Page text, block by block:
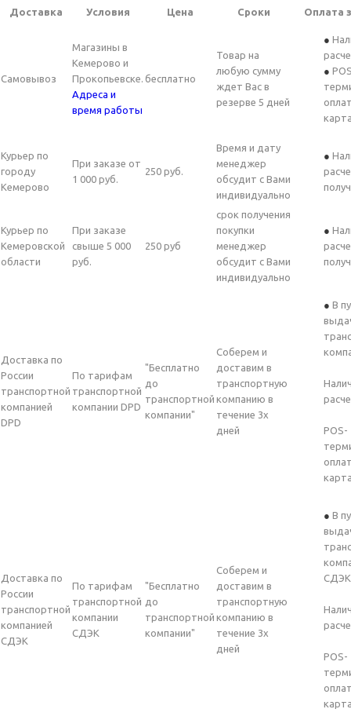
Доставка Условия Цена Сроки Оплата
Самовывоз
Магазины в
Кемерово и
Прокопьевске.
Адреса и
время работы
бесплатно
Товар на
любую сумму
ждет Вас в
резерве 5 дней
Курьер по
городу
Кемерово
При заказе от
1 000 руб.
250 руб.
Время и дату
менеджер
обсудит с Вами
индивидуально
Курьер по
Кемеровской
области
При заказе
свыше 5 000
руб.
250 руб
срок получения
покупки
менеджер
обсудит с Вами
индивидуально
Доставка по
России
транспортной
компанией
DPD
По тарифам
транспортной
компании DPD
"Бесплатно
до
транспортной
компании"
Соберем и
доставим в
транспортную
компанию в
течение 3х
дней
В
POS-
Доставка по
России
транспортной
компанией
СДЭК
По тарифам
транспортной
компании
СДЭК
"Бесплатно
до
транспортной
компании"
Соберем и
доставим в
транспортную
компанию в
течение 3х
дней
В
СДЭК
POS-